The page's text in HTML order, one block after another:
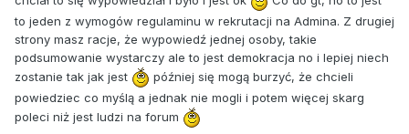
to jeden z wymogów regulaminu w rekrutacji na Admina. Z drugiej
strony masz racje, że wypowiedź jednej osoby, takie
podsumowanie wystarczy ale to jest demokracja no i lepiej niech
zostanie tak jak jest
później się mogą burzyć, że chcieli
powiedziec co myślą a jednak nie mogli i potem więcej skarg
poleci niż jest ludzi na forum